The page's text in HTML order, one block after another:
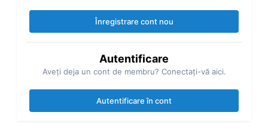
Înregistrare cont nou
Autentificare
Aveţi deja un cont de membru? Conectaţi-vă aici.
Autentificare în cont